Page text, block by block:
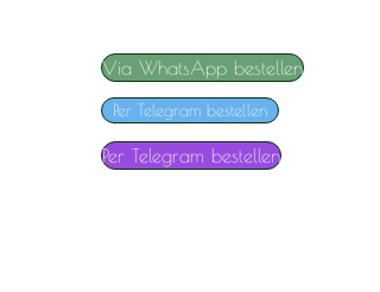
Via WhatsApp bestellen
Per Telegram bestellen
Per Telegram bestellen